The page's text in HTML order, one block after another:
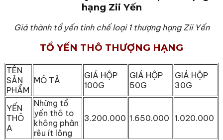
Giá thành tổ yến tinh chế loại 1 thượng hạng Zii Yến
TỔ YẾN THÔ THƯỢNG HẠNG
TÊN
SẢN
PHẨM
MÔ TẢ
GIÁ HỘP
100G
GIÁ HỘP
50G
GIÁ HỘP
30G
YẾN
THÔ
A
Những tổ
yến thô to
không phân
rêu ít lông
3.200.000 1.650.000 1.020.000